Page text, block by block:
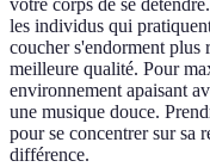
votre corps de se
les individus qui
coucher s'endorment plus
meilleure qualité. Pour
environnement apaisant
une musique douce.
pour se concentrer sur sa
différence.